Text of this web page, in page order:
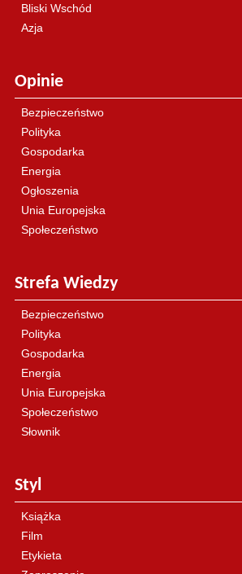
Bliski Wschód
Azja
Opinie
Bezpieczeństwo
Polityka
Gospodarka
Energia
Ogłoszenia
Unia Europejska
Społeczeństwo
Strefa Wiedzy
Bezpieczeństwo
Polityka
Gospodarka
Energia
Unia Europejska
Społeczeństwo
Słownik
Styl
Książka
Film
Etykieta